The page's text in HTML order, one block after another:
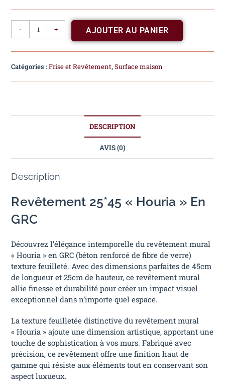
- + AJOUTER AU PANIER
Catégories :Frise et Revêtement,Surface maison
DESCRIPTION
AVIS (0)
Description
Revêtement 25*45 « Houria » En
GRC
Découvrez l’élégance intemporelle du revêtement mural
« Houria » en GRC (béton renforcé de fibre de verre)
texture feuilleté. Avec des dimensions parfaites de 45cm
de longueur et 25cm de hauteur, ce revêtement mural
allie finesse et durabilité pour créer un impact visuel
exceptionnel dans n’importe quel espace.
La texture feuilletée distinctive du revêtement mural
« Houria » ajoute une dimension artistique, apportant une
touche de sophistication à vos murs. Fabriqué avec
précision, ce revêtement offre une finition haut de
gamme qui résiste aux éléments tout en conservant son
aspect luxueux.